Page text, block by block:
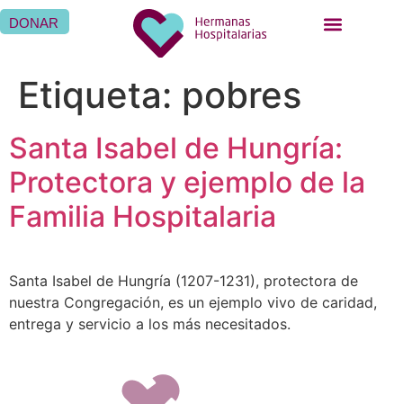
DONAR
Etiqueta: pobres
Santa Isabel de Hungría:
Protectora y ejemplo de la
Familia Hospitalaria
Santa Isabel de Hungría (1207-1231), protectora de
nuestra Congregación, es un ejemplo vivo de caridad,
entrega y servicio a los más necesitados.